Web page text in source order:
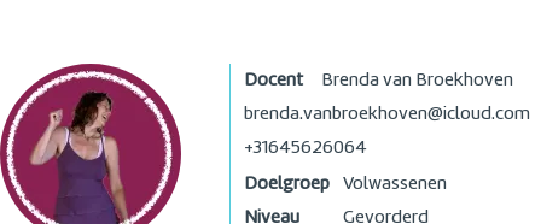
Docent
Brenda van Broekhoven
brenda.vanbroekhoven@icloud.com
+31645626064
Doelgroep
Volwassenen
Niveau
Gevorderd